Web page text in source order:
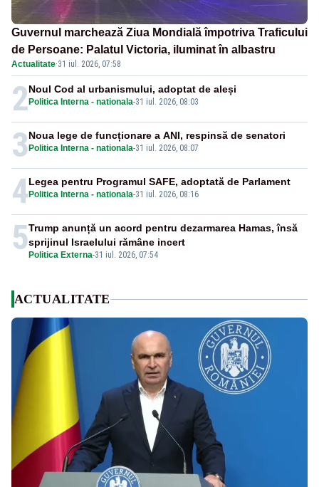
Guvernul marchează Ziua Mondială împotriva Traficului
de Persoane: Palatul Victoria, iluminat în albastru
Actualitate·31 iul. 2026, 07:58
2 Politica Interna - nationala-31 iul. 2026, 08:03
Noul Cod al urbanismului, adoptat de aleși
3 Politica Interna - nationala-31 iul. 2026, 08:07
Noua lege de funcționare a ANI, respinsă de senatori
4 Politica Interna - nationala-31 iul. 2026, 08:16
Legea pentru Programul SAFE, adoptată de Parlament
5 Politica Externa-31 iul. 2026, 07:54
Trump anunță un acord pentru dezarmarea Hamas, însă
sprijinul Israelului rămâne incert
ACTUALITATE